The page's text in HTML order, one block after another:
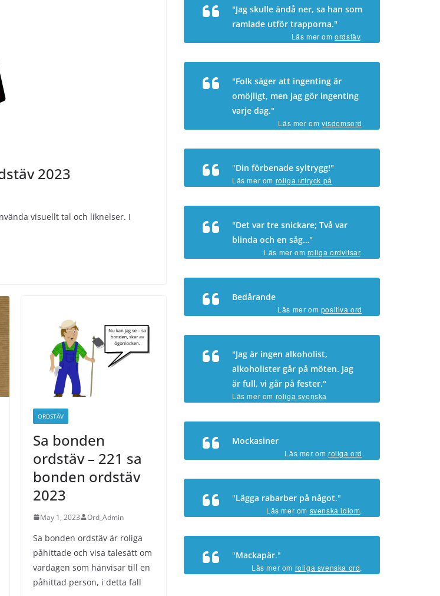
2023
visuellt tal och liknelser. I
ORDSTÄV
Sa bonden
ordstäv – 221 sa
bonden ordstäv
2023
May 1, 2023 Ord_Admin
Sa bonden ordstäv är roliga
påhittade och visa talesätt om
vardagen som hänvisar till en
påhittad person, i detta fall
"Jag skulle ändå ner, sa han som
ramlade utför trapporna."
Läs mer omordstäv.
"Folk säger att ingenting är
omöjligt, men jag gör ingenting
varje dag."
Läs mer om visdomsord
"Din förbenade syltrygg!"
Läs mer om roliga uttryck på
svenska.
"Det var tre snickare; Två var
blinda och en såg…"
Läs mer om roliga ordvitsar.
Bedårande
Läs mer om positiva ord
"Jag är ingen alkoholist,
alkoholister går på möten. Jag
är full, vi går på fester."
Läs mer om roliga svenska
ordspråk.
Mockasiner
Läs mer om roliga ord
"Lägga rabarber på något."
Läs mer om svenska idiom.
"Mackapär."
Läs mer om roliga svenska ord.